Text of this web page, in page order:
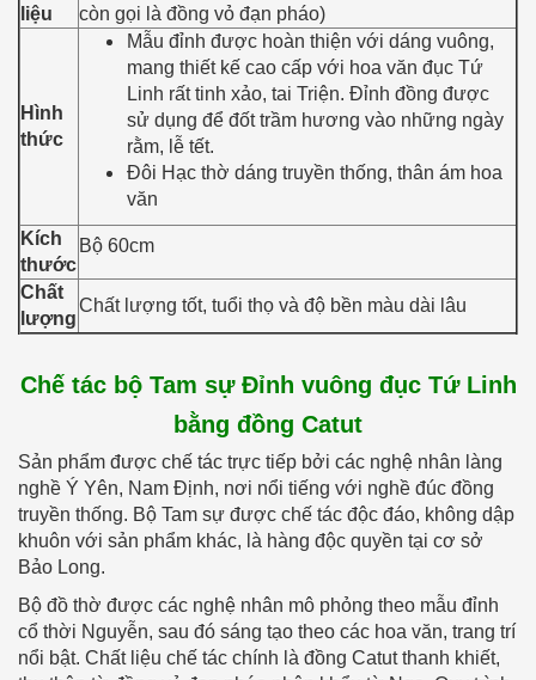
liệu
còn gọi là đồng vỏ đạn pháo)
Hình
thức
Mẫu đỉnh được hoàn thiện với dáng vuông,
mang thiết kế cao cấp với hoa văn đục Tứ
Linh rất tinh xảo, tai Triện. Đỉnh đồng được
sử dụng để đốt trầm hương vào những ngày
rằm, lễ tết.
Đôi Hạc thờ dáng truyền thống, thân ám hoa
văn
Kích
thước
Bộ 60cm
Chất
lượng
Chất lượng tốt, tuổi thọ và độ bền màu dài lâu
Chế tác bộ Tam sự Đỉnh vuông đục Tứ Linh
bằng đồng Catut
Sản phẩm được chế tác trực tiếp bởi các nghệ nhân làng
nghề Ý Yên, Nam Định, nơi nổi tiếng với nghề đúc đồng
truyền thống. Bộ Tam sự được chế tác độc đáo, không dập
khuôn với sản phẩm khác, là hàng độc quyền tại cơ sở
Bảo Long.
Bộ đồ thờ được các nghệ nhân mô phỏng theo mẫu đỉnh
cổ thời Nguyễn, sau đó sáng tạo theo các hoa văn, trang trí
nổi bật. Chất liệu chế tác chính là đồng Catut thanh khiết,